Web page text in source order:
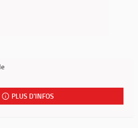
PLUS D'INFOS